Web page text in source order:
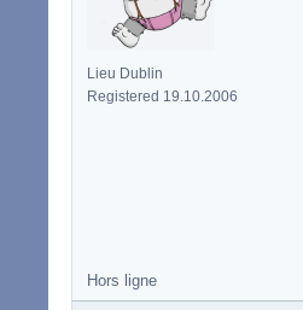
Lieu Dublin
Registered 19.10.2006
Hors ligne